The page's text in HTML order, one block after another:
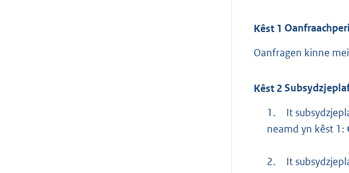
Kêst 1
Oanfragen kinne
Kêst 2
1.
It
neamd yn kêst 1:
2. It